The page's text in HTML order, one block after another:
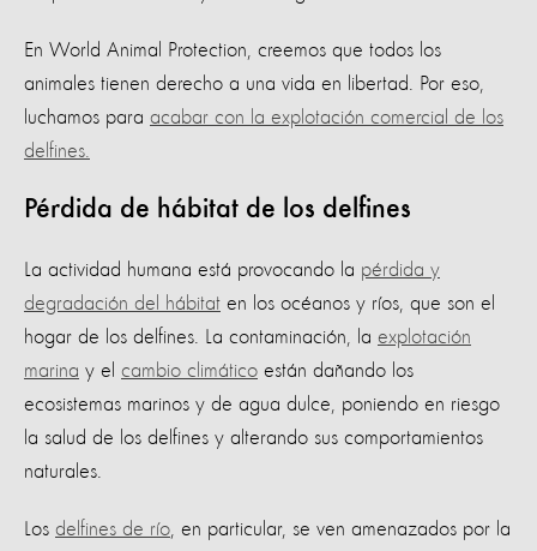
En World Animal Protection, creemos que todos los
animales tienen derecho a una vida en libertad. Por eso,
luchamos para acabar con la explotación comercial de los
delfines.
Pérdida de hábitat de los delfines
La actividad humana está provocando la pérdida y
degradación del hábitat en los océanos y ríos, que son el
hogar de los delfines. La contaminación, la explotación
marina y el cambio climático están dañando los
ecosistemas marinos y de agua dulce, poniendo en riesgo
la salud de los delfines y alterando sus comportamientos
naturales.
Los delfines de río, en particular, se ven amenazados por la